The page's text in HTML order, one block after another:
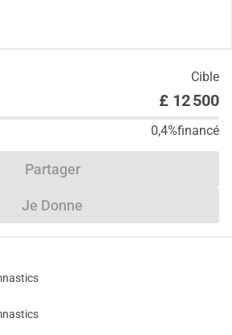
Cible
£ 12 500
0,4%financé
Partager
Je Donne